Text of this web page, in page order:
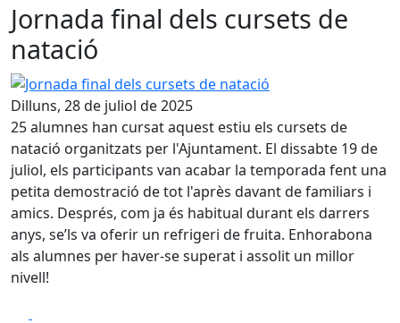
Jornada final dels cursets de
natació
Jornada final dels cursets de natació
Dilluns, 28 de juliol de 2025
25 alumnes han cursat aquest estiu els cursets de
natació organitzats per l'Ajuntament. El dissabte 19 de
juliol, els participants van acabar la temporada fent una
petita demostració de tot l'après davant de familiars i
amics. Després, com ja és habitual durant els darrers
anys, se’ls va oferir un refrigeri de fruita. Enhorabona
als alumnes per haver-se superat i assolit un millor
nivell!